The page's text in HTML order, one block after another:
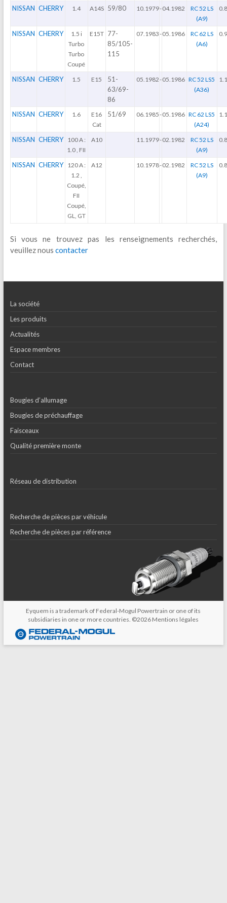
NISSAN CHERRY 1.4 A14S 59/80 10.1979-04.1982
RC 52 LS
(A9)
0.8
NISSAN CHERRY
1.5 i
Turbo
Turbo
Coupé
E15T 77-
85/105-
115
07.1983-05.1986
RC 62 LS
(A6)
0.9
NISSAN CHERRY 1.5 E15
51-
63/69-
86
05.1982-05.1986 RC 52 LS5
(A36)
1.1
NISSAN CHERRY 1.6
E16
Cat
51/69 06.1985-05.1986 RC 62 LS5
(A24)
1.1
NISSAN CHERRY
100 A :
1.0 , FII
A10 11.1979-02.1982
RC 52 LS
(A9)
0.8
NISSAN CHERRY
120 A :
1.2 ,
Coupé,
FII
Coupé,
GL, GT
A12 10.1978-02.1982
RC 52 LS
(A9)
0.8
Si vous ne trouvez pas les renseignements recherchés,
veuillez nous contacter
La société
Les produits
Actualités
Espace membres
Contact
Bougies d’allumage
Bougies de préchauffage
Faisceaux
Qualité première monte
Réseau de distribution
Recherche de pièces par véhicule
Recherche de pièces par référence
Eyquem is a trademark of Federal-Mogul Powertrain or one of its
subsidiaries in one or more countries. ©2026 Mentions légales